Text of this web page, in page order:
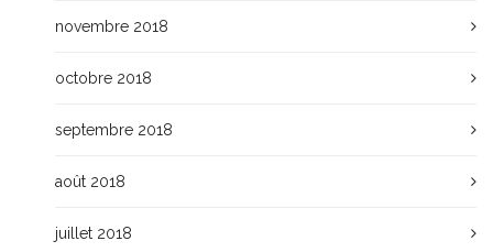
novembre 2018
octobre 2018
septembre 2018
août 2018
juillet 2018